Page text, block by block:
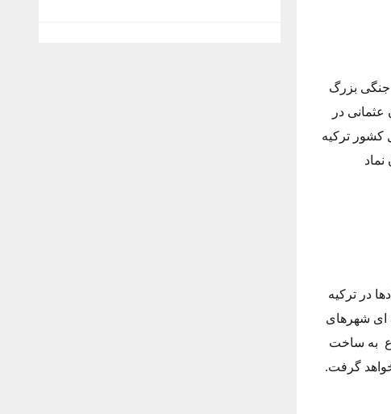
بود، جنگی بزرگ
۷۷.۰۰۰ نفر از شهروندان عثمانی در
کشور ترکیه
نماد
نمادها در ترکیه
ای شهرهای
خواهد کرد با سرمایه ای بسیار بزرگ در سال ۲۰۱۷ شروع به ساخت